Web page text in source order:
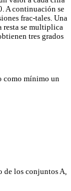
A continuación se
frac-tales. Una
resta se multiplica
tres grados
como mínimo un
de los conjuntos A,